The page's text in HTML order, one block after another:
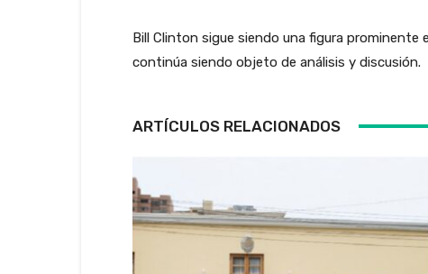
Bill Clinton sigue siendo una figura
continúa siendo objeto de análisis y discusión.
ARTÍCULOS RELACIONADOS